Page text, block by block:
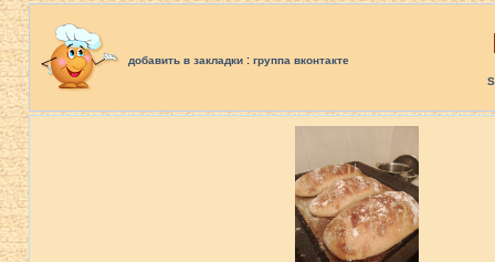
добавить в закладки: группа вконтакте